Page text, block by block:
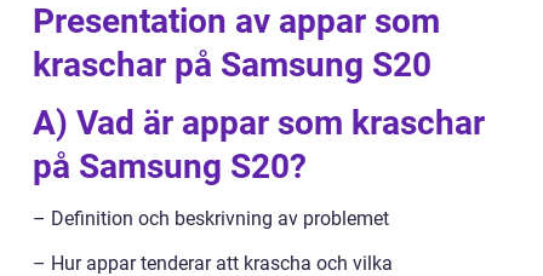
Presentation av appar som
kraschar på Samsung S20
A) Vad är appar som kraschar
på Samsung S20?
– Definition och beskrivning av problemet
– Hur appar tenderar att krascha och vilka